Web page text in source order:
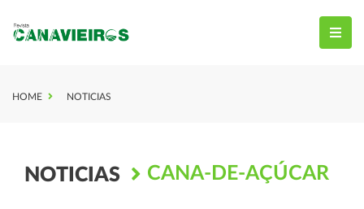
HOME NOTICIAS
NOTICIAS CANA-DE-AÇÚCAR